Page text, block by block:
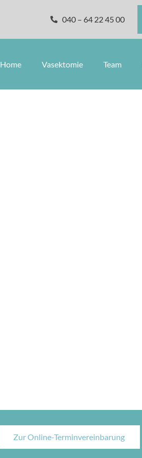
040 – 64 22 45 00
Home Vasektomie Team
Zur Online-Terminvereinbarung